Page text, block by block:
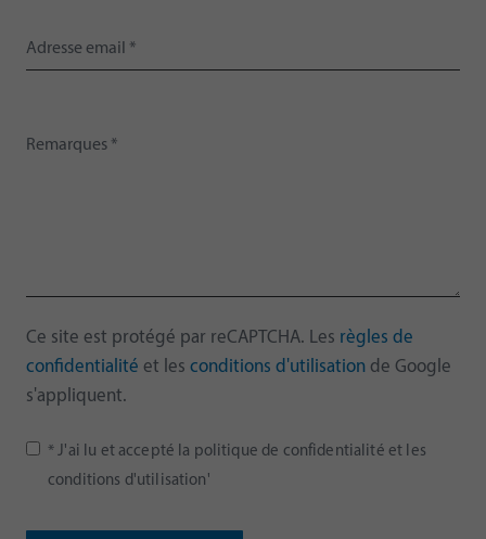
Ce site est protégé par reCAPTCHA. Les règles de
confidentialité et les conditions d'utilisation de Google
s'appliquent.
* J'ai lu et accepté la politique de confidentialité et les
conditions d'utilisation'